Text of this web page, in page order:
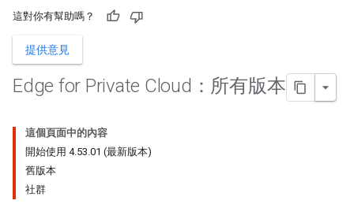
這對你有幫助嗎？
提供意見
Edge for Private Cloud：所有版本
這個頁面中的內容
開始使用 4.53.01 (最新版本)
舊版本
社群